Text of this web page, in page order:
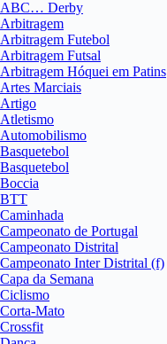
ABC… Derby
Arbitragem
Arbitragem Futebol
Arbitragem Futsal
Arbitragem Hóquei em Patins
Artes Marciais
Artigo
Atletismo
Automobilismo
Basquetebol
Basquetebol
Boccia
BTT
Caminhada
Campeonato de Portugal
Campeonato Distrital
Campeonato Inter Distrital (f)
Capa da Semana
Ciclismo
Corta-Mato
Crossfit